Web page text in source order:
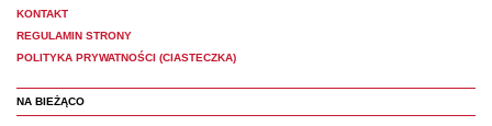
KONTAKT
REGULAMIN STRONY
POLITYKA PRYWATNOŚCI (CIASTECZKA)
NA BIEŻĄCO